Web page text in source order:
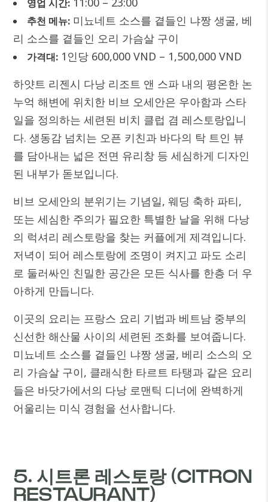
영업 시간:
추천 메뉴: 미뇨네트 소스를 곁들인 냐짱 생굴, 베
리 소스를 곁들인 오리 가슴살 구이
가격대: 1인당 600,000 VND – 1,500,000 VND
하얏트 리젠시 다낭 리조트 앤 스파 내의 평온한 논
누억 해변에 위치한 비브 오세안은 우아함과 스타
일을 정의하는 세련된 비치 클럽 겸 레스토랑입니
다. 생동감 넘치는 오픈 키친과 바다의 탁 트인 뷰
를 담아내는 넓은 전면 유리창 등 세심하게 디자인
된 내부가 돋보입니다.
비브 오세안의 분위기는 기념일, 웨딩 축하 파티,
또는 세심한 주의가 필요한 특별한 날을 위해 다낭
의 럭셔리 레스토랑을 찾는 커플에게 제격입니다.
저녁이 되어 레스토랑에 조명이 켜지고 파도 소리
로 둘러싸인 친밀한 공간은 모든 식사를 한층 더 우
아하게 만듭니다.
이곳의 요리는 프랑스 요리 기법과 베트남 중부의
신선한 해산물 사이의 세련된 조화를 보여줍니다.
미뇨네트 소스를 곁들인 냐짱 생굴, 베리 소스의 오
리 가슴살 구이, 클래식한 타르트 타탱과 같은 요리
들은 바닷가에서의 다낭 로맨틱 디너에 완벽하게
어울리는 미식 경험을 선사합니다.
5. 시트론 레스토랑 (CITRON
RESTAURANT)